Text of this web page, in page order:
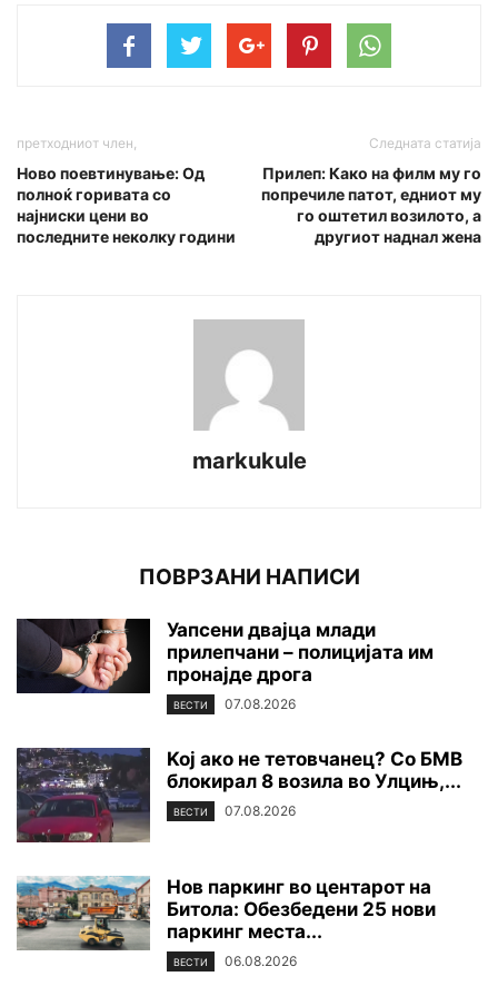
претходниот член,
Ново поевтинување: Од
полноќ горивата со
најниски цени во
последните неколку години
Следната статија
Прилеп: Како на филм му го
попречиле патот, едниот му
го оштетил возилото, а
другиот наднал жена
markukule
ПОВРЗАНИ НАПИСИ
Уапсени двајца млади
прилепчани – полицијата им
пронајде дpoга
ВЕСТИ 07.08.2026
Koj ако не тетовчанец? Со БМВ
блокирал 8 возила во Улцињ,...
ВЕСТИ 07.08.2026
Нов паркинг во центарот на
Битола: Обезбедени 25 нови
паркинг места...
ВЕСТИ 06.08.2026